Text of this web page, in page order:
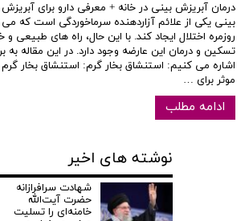
درمان آبریزش بینی در خانه + معرفی دارو برای
بینی یکی از علائم آزاردهنده سرماخوردگی است که می
روزمره اختلال ایجاد کند. با این حال، راه های طبیعی و
تسکین و درمان این عارضه وجود دارد. در این مقاله به
اشاره می کنیم: استنشاق بخار گرم: استنشاق بخار
موثر برای …
ادامه مطلب
نوشته های اخیر
شهادت سرافرازانه
حضرت آیت‌الله
خامنه‌ای را تسلیت